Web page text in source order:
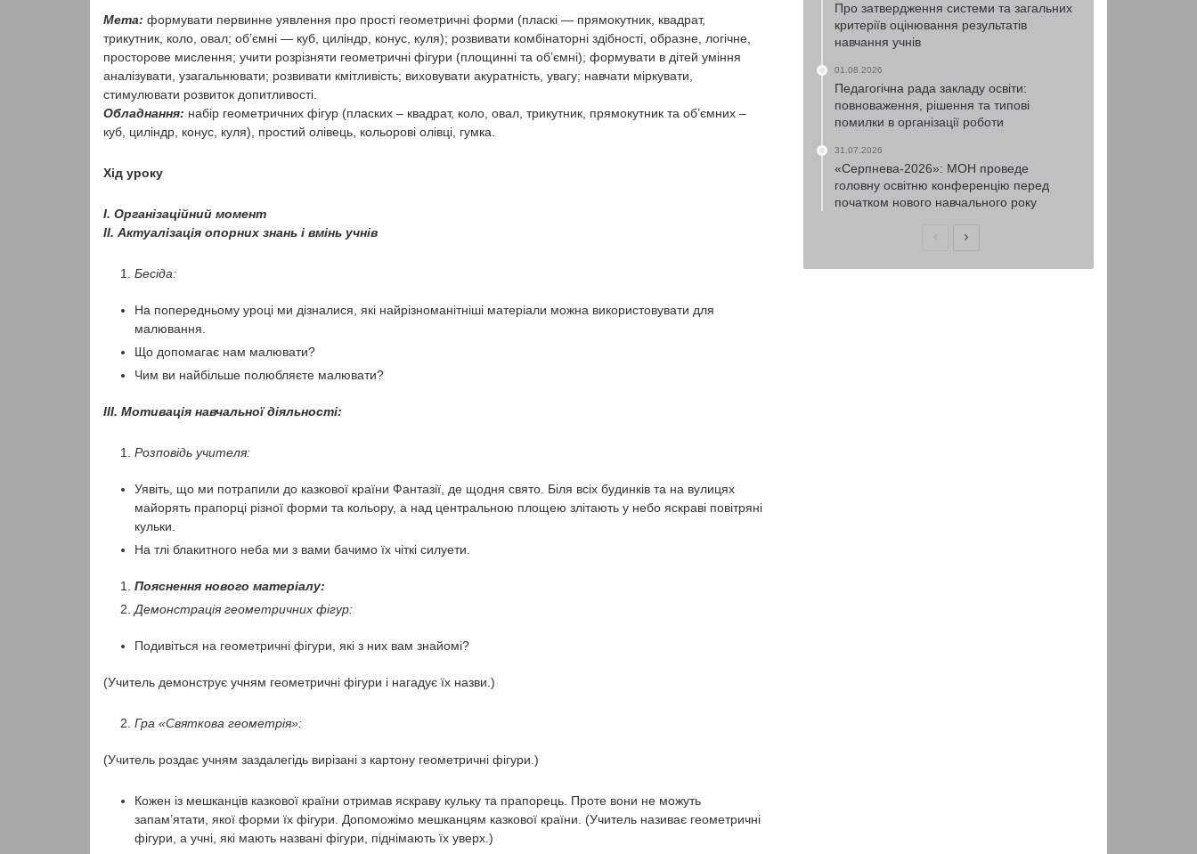
Мета: формувати первинне уявлення про прості геометричні форми (пласкі — прямокутник, квадрат,
трикутник, коло, овал; об’ємні — куб, циліндр, конус, куля); розвивати комбінаторні здібності, образне, логічне,
просторове мислення; учити розрізняти геометричні фігури (площинні та об’ємні); формувати в дітей уміння
аналізувати, узагальнювати; розвивати кмітливість; виховувати акуратність, увагу; навчати міркувати,
стимулювати розвиток допитливості.
Обладнання: набір геометричних фігур (пласких – квадрат, коло, овал, трикутник, прямокутник та об’ємних –
куб, циліндр, конус, куля), простий олівець, кольорові олівці, гумка.
Хід уроку
І. Організаційний момент
ІІ. Актуалізація опорних знань і вмінь учнів
Бесіда:
На попередньому уроці ми дізналися, які найрізноманітніші матеріали можна використовувати для
малювання.
Що допомагає нам малювати?
Чим ви найбільше полюбляєте малювати?
ІІІ. Мотивація навчальної діяльності:
Розповідь учителя:
Уявіть, що ми потрапили до казкової країни Фантазії, де щодня свято. Біля всіх будинків та на вулицях
майорять прапорці різної форми та кольору, а над центральною площею злітають у небо яскраві повітряні
кульки.
На тлі блакитного неба ми з вами бачимо їх чіткі силуети.
Пояснення нового матеріалу:
Демонстрація геометричних фігур:
Подивіться на геометричні фігури, які з них вам знайомі?
(Учитель демонструє учням геометричні фігури і нагадує їх назви.)
Гра «Святкова геометрія»:
(Учитель роздає учням заздалегідь вирізані з картону геометричні фігури.)
Кожен із мешканців казкової країни отримав яскраву кульку та прапорець. Проте вони не можуть
запам’ятати, якої форми їх фігури. Допоможімо мешканцям казкової країни. (Учитель називає геометричні
фігури, а учні, які мають названі фігури, піднімають їх уверх.)
Про затвердження системи та загальних
критеріїв оцінювання результатів
навчання учнів
01.08.2026
Педагогічна рада закладу освіти:
повноваження, рішення та типові
помилки в організації роботи
31.07.2026
«Серпнева-2026»: МОН проведе
головну освітню конференцію перед
початком нового навчального року
ПопередняНаступна